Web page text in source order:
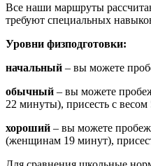
Все наши маршруты
требуют специальных
Уровни физподготовки:
начальный – вы можете
обычный – вы можете
22 минуты), присесть с весом
хороший – вы можете
(женщинам 19 минут),